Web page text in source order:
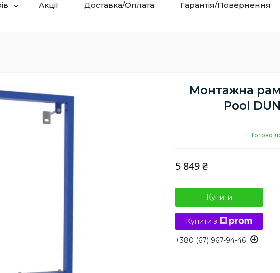
Акції Доставка/Оплата Гарантія/Повернення
Монтажна
Pool
Готово
5 849 ₴
Купити
Купити з
+380 (67) 967-94-46